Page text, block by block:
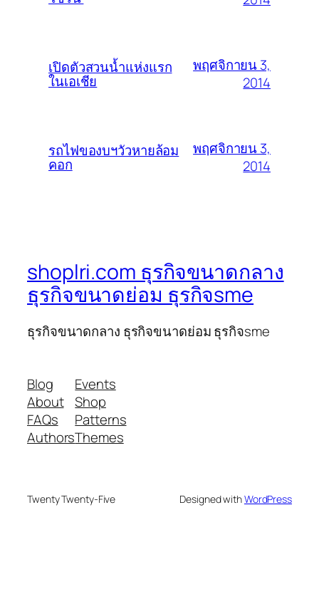
เปิดตัวสวนน้ำแห่งแรก
ในเอเชีย
พฤศจิกายน 3,
2014
รถไฟของบฯวัวหายล้อม
คอก
พฤศจิกายน 3,
2014
shoplri.com ธุรกิจขนาดกลาง
ธุรกิจขนาดย่อม ธุรกิจsme
ธุรกิจขนาดกลาง ธุรกิจขนาดย่อม ธุรกิจsme
Blog
About
FAQs
Authors
Events
Shop
Patterns
Themes
Twenty Twenty-Five Designed withWordPress